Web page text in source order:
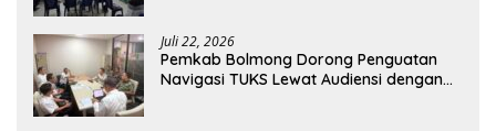
Juli 22, 2026
Pemkab Bolmong Dorong Penguatan
Navigasi TUKS Lewat Audiensi dengan